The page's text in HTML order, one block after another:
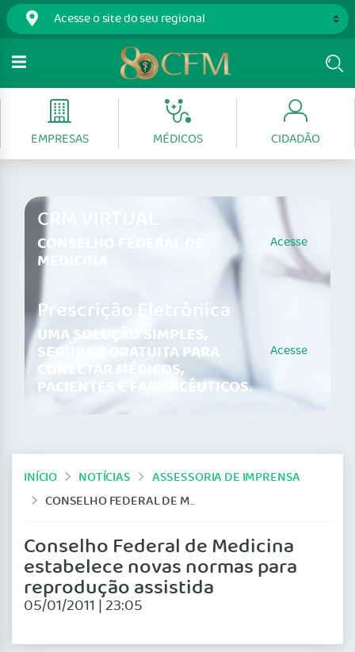
EMPRESAS MÉDICOS CIDADÃO
CRM VIRTUAL
CONSELHO FEDERAL DE
MEDICINA
Acesse
Prescrição Eletrônica
UMA SOLUÇÃO SIMPLES,
SEGURA E GRATUITA PARA
CONECTAR MÉDICOS,
PACIENTES E FARMACÊUTICOS.
Acesse
INÍCIO NOTÍCIAS
ASSESSORIA DE IMPRENSA
CONSELHO FEDERAL DE MEDICINA ESTABELECE NOVAS NORMAS PARA REPRODUÇÃO ASSISTIDA
Conselho Federal de Medicina
estabelece novas normas para
reprodução assistida
05/01/2011 | 23:05